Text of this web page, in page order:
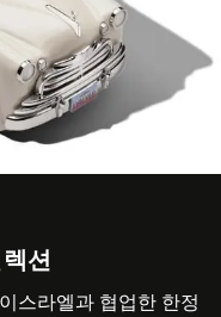
션
스라엘과 협업한 한정